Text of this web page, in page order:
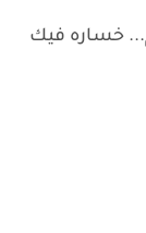
خساره فيك